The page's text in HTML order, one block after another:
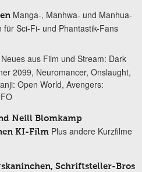
Manga-, Manhwa- und Manhua-
für Sci-Fi- und Phantastik-Fans
Neues aus Film und Stream: Dark
2099, Neuromancer, Onslaught,
Open World, Avengers:
Neill Blomkamp
KI-Film Plus andere Kurzfilme
Schriftsteller-Bros